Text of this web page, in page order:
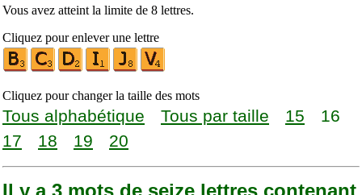
Vous avez atteint la limite de 8 lettres.
Cliquez pour enlever une lettre
Cliquez pour changer la taille des mots
Tous alphabétique Tous par taille 15
16
17
18 19 20
Il y a 3 mots de seize lettres contenant